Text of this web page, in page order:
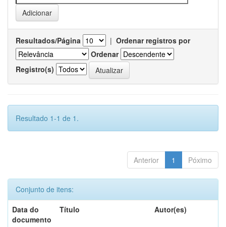
Resultados/Página | Ordenar registros por
Ordenar
Registro(s)
Resultado 1-1 de 1.
Anterior 1 Póximo
Conjunto de itens:
Data do
documento
Título Autor(es)